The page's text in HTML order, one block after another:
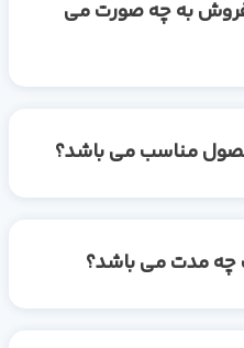
به چه صورت می
مناسب می باشد؟
می باشد؟